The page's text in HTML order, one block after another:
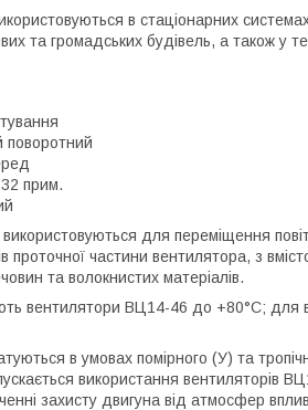
в стаціонарних
та громадських будівель, а також у
поворотний
32 прим.
для переміщення
проточної частини вентилятора, з
та волокнистих матеріалів.
вентилятори ВЦ14-46 до +80°С;
в умовах помірного (У) та
використання вентиляторів
захисту двигуна від атмосфер